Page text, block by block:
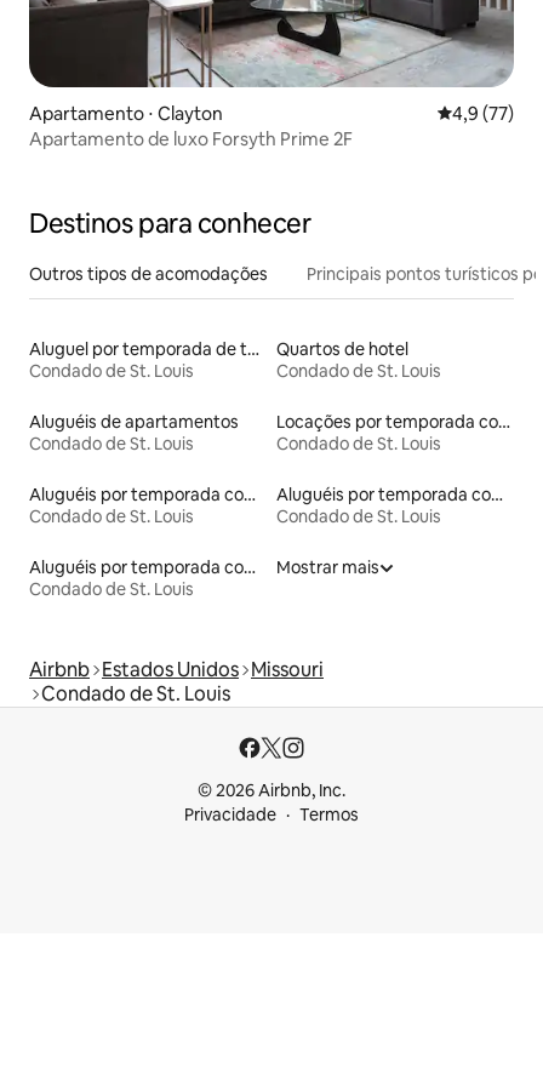
Apartamento ⋅ Clayton 4,9 de uma
4,9 (77)
Apartamento de luxo Forsyth Prime 2F
Destinos para conhecer
Outros tipos de acomodações Principais pontos turísticos
Aluguel por temporada de townhouses
Condado de St. Louis
Quartos de hotel
Condado de St. Louis
Aluguéis de apartamentos
Condado de St. Louis
Locações por temporada com piscina
Condado de St. Louis
Aluguéis por temporada com café da manhã
Condado de St. Louis
Aluguéis por temporada com acesso ao lago
Condado de St. Louis
Aluguéis por temporada com suítes privativas
Condado de St. Louis
Mostrar mais
Airbnb Estados Unidos Missouri
Condado de St. Louis
© 2026 Airbnb, Inc.
Privacidade
Termos